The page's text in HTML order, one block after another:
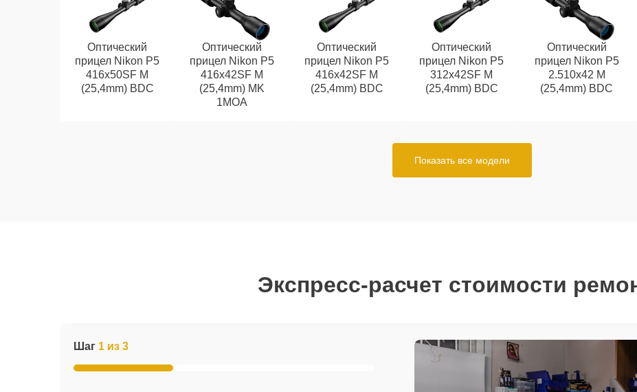
Оптический
прицел Nikon P5
416x50SF M
(25,4mm) BDC
Оптический
прицел Nikon P5
416x42SF M
(25,4mm) MK
1MOA
Оптический
прицел Nikon P5
416x42SF M
(25,4mm) BDC
Оптический
прицел Nikon P5
312x42SF M
(25,4mm) BDC
Оптический
прицел Nikon P5
2.510x42 M
(25,4mm) BDC
Показать все модели
Экспресс-расчет стоимости
Шаг 1 из 3